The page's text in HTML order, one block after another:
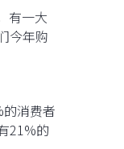
有一大
今年购
消费者
21%的